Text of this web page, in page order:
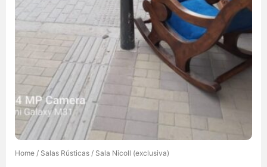
Home / Salas Rústicas / Sala Nicoll (exclusiva)